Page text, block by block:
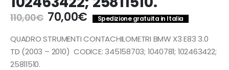
110,00€ Il
prezzo
originale
era:
110,00€.
70,00€Il
prezzo
attuale
è:
Spedizione gratuita in Italia
QUADRO STRUMENTI CONTACHILOMETRI BMW X3 E83 3.0
TD (2003 – 2010) CODICE: 345158703; 1040781; 102463422;
25811510.